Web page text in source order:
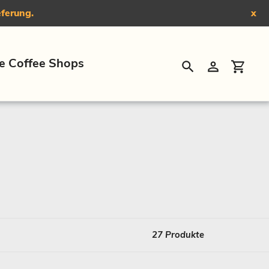
x
Coffee Shops
SuchenEinloggen
27 Produkte